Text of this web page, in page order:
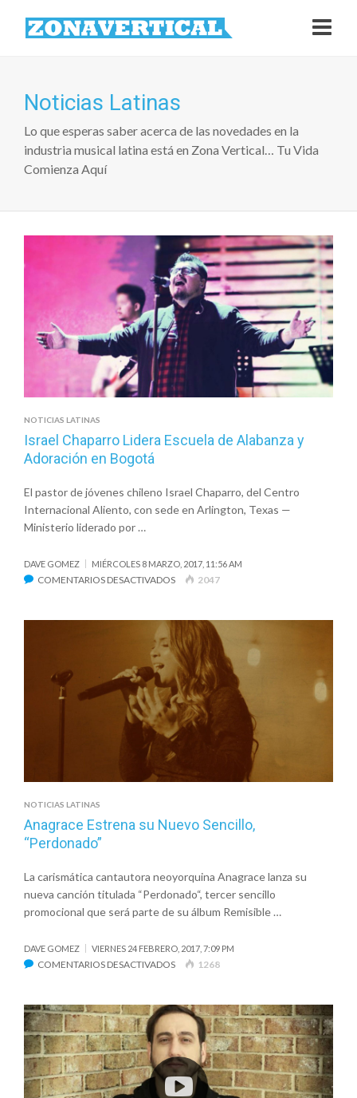
Noticias Latinas
Lo que esperas saber acerca de las novedades en la
industria musical latina está en Zona Vertical… Tu Vida
Comienza Aquí
NOTICIAS LATINAS
Israel Chaparro Lidera Escuela de Alabanza y
Adoración en Bogotá
El pastor de jóvenes chileno Israel Chaparro, del Centro
Internacional Aliento, con sede en Arlington, Texas —
Ministerio liderado por …
DAVE GOMEZ MIÉRCOLES 8 MARZO, 2017, 11:56 AM
COMENTARIOS DESACTIVADOSEN
LIDERA
ESCUELA
DE
ALABANZA
Y
ADORACIÓN
EN
2047
NOTICIAS LATINAS
Anagrace Estrena su Nuevo Sencillo,
“Perdonado”
La carismática cantautora neoyorquina Anagrace lanza su
nueva canción titulada “Perdonado“, tercer sencillo
promocional que será parte de su álbum Remisible …
DAVE GOMEZ VIERNES 24 FEBRERO, 2017, 7:09 PM
COMENTARIOS DESACTIVADOSEN
SU
NUEVO
SENCILLO,
“PERDONADO”
1268